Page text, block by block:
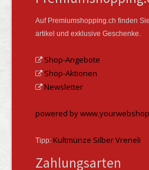
Auf Premiumshopping.ch finden
artikel und exklusive Geschenke.
Shop-Angebote
Shop-Aktionen
Newsletter
powered by
Tipp: Kultmünze Silber Vreneli
Zahlungsarten